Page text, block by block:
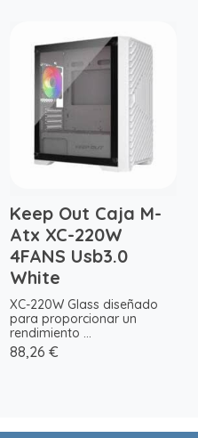
Keep Out Caja M-
Atx XC-220W
4FANS Usb3.0
White
XC-220W Glass diseñado
para proporcionar un
rendimiento ...
88,26 €